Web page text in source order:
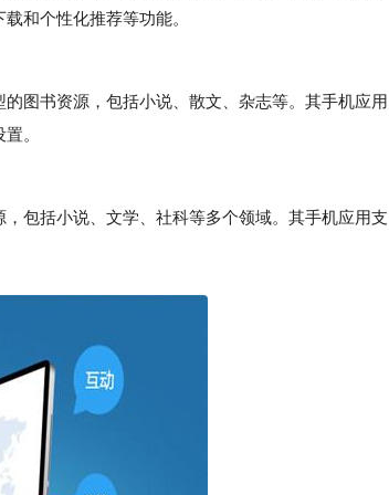
和个性化推荐等功能。
图书资源，包括小说、散文、杂志等。其手机应用
。
包括小说、文学、社科等多个领域。其手机应用支